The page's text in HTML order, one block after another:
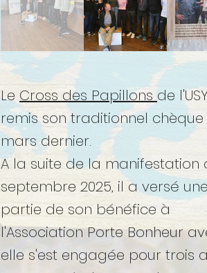
Le Cross des Papillons de
remis son traditionnel chèque
mars dernier.
A la suite de la manifestation
septembre 2025, il a versé
partie de son bénéfice à
l'Association Porte Bonheur
elle s'est engagée pour trois